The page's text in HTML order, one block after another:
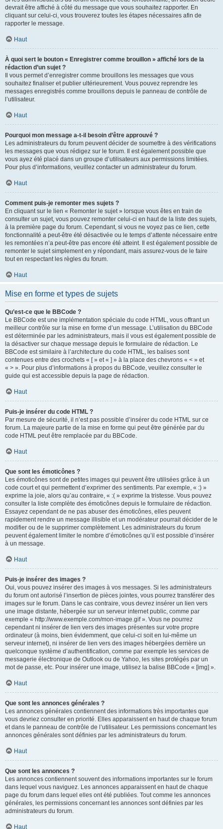
devrait être affiché à côté du message que vous souhaitez rapporter. En
cliquant sur celui-ci, vous trouverez toutes les étapes nécessaires afin de
rapporter le message.
Haut
À quoi sert le bouton « Enregistrer comme brouillon » affiché lors de la
rédaction d’un sujet ?
Il vous permet d’enregistrer comme brouillons les messages que vous
souhaitez finaliser et publier ultérieurement. Vous pouvez reprendre les
messages enregistrés comme brouillons depuis le panneau de contrôle de
l’utilisateur.
Haut
Pourquoi mon message a-t-il besoin d’être approuvé ?
Les administrateurs du forum peuvent décider de soumettre à des vérifications
les messages que vous rédigez sur le forum. Il est également possible que
vous ayez été placé dans un groupe d’utilisateurs aux permissions limitées.
Pour plus d’informations, veuillez contacter un administrateur du forum.
Haut
Comment puis-je remonter mes sujets ?
En cliquant sur le lien « Remonter le sujet » lorsque vous êtes en train de
consulter un sujet, vous pouvez remonter celui-ci en haut de la liste des sujets,
à la première page du forum. Cependant, si vous ne voyez pas ce lien, cette
fonctionnalité a peut-être été désactivée ou le temps d’attente nécessaire entre
les remontées n’a peut-être pas encore été atteint. Il est également possible de
remonter le sujet simplement en y répondant, mais assurez-vous de le faire
tout en respectant les règles du forum.
Haut
Mise en forme et types de sujets
Qu’est-ce que le BBCode ?
Le BBCode est une implémentation spéciale du code HTML, vous offrant un
meilleur contrôle sur la mise en forme d’un message. L’utilisation du BBCode
est déterminée par les administrateurs, mais il vous est également possible de
la désactiver sur chaque message depuis le formulaire de rédaction. Le
BBCode est similaire à l’architecture du code HTML, les balises sont
contenues entre des crochets « [ » et « ] » à la place des chevrons « < » et
« > ». Pour plus d’informations à propos du BBCode, veuillez consulter le
guide qui est accessible depuis la page de rédaction.
Haut
Puis-je insérer du code HTML ?
Par mesure de sécurité, il n’est pas possible d’insérer du code HTML sur ce
forum. La majeure partie de la mise en forme qui peut être générée par du
code HTML peut être remplacée par du BBCode.
Haut
Que sont les émoticônes ?
Les émoticônes sont de petites images qui peuvent être utilisées grâce à un
code court et qui permettent d’exprimer des sentiments. Par exemple, « :) »
exprime la joie, alors qu’au contraire, « :( » exprime la tristesse. Vous pouvez
consulter la liste complète des émoticônes depuis le formulaire de rédaction.
Essayez cependant de ne pas abuser des émoticônes, elles peuvent
rapidement rendre un message illisible et un modérateur pourrait décider de le
modifier ou de le supprimer complètement. Les administrateurs du forum
peuvent également limiter le nombre d’émoticônes qu’il est possible d’insérer
à un message.
Haut
Puis-je insérer des images ?
Oui, vous pouvez insérer des images à vos messages. Si les administrateurs
du forum ont autorisé l’insertion de pièces jointes, vous pourrez transférer des
images sur le forum. Dans le cas contraire, vous devrez insérer un lien vers
une image distante, hébergée sur un serveur internet public, comme par
exemple « http://www.exemple.com/mon-image.gif ». Vous ne pourrez
cependant ni insérer de lien vers des images présentes sur votre propre
ordinateur (à moins, bien évidemment, que celui-ci soit en lui-même un
serveur internet), ni insérer de lien vers des images hébergées derrière un
quelconque système d’authentification, comme par exemple les services de
messagerie électronique de Outlook ou de Yahoo, les sites protégés par un
mot de passe, etc. Pour insérer une image, utilisez la balise BBCode « [img] ».
Haut
Que sont les annonces générales ?
Les annonces générales contiennent des informations très importantes que
vous devriez consulter en priorité. Elles apparaissent en haut de chaque forum
et dans le panneau de contrôle de l’utilisateur. Les permissions concernant les
annonces générales sont définies par les administrateurs du forum.
Haut
Que sont les annonces ?
Les annonces contiennent souvent des informations importantes sur le forum
dans lequel vous naviguez. Les annonces apparaissent en haut de chaque
page du forum dans lequel elles ont été publiées. Tout comme les annonces
générales, les permissions concernant les annonces sont définies par les
administrateurs du forum.
Haut